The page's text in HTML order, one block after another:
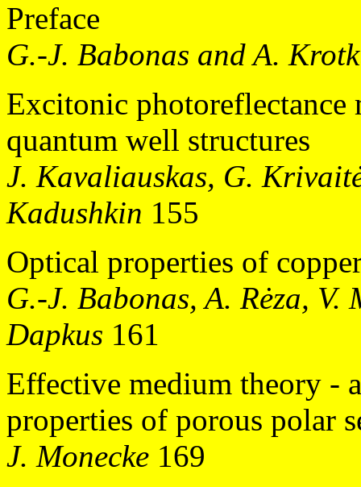
Preface
G.-J. Babonas and A.
Excitonic
quantum well structures
J. Kavaliauskas, G.
Kadushkin 155
Optical properties of
G.-J. Babonas, A. Rėza,
Dapkus 161
Effective medium theory -
properties of porous polar
J. Monecke 169